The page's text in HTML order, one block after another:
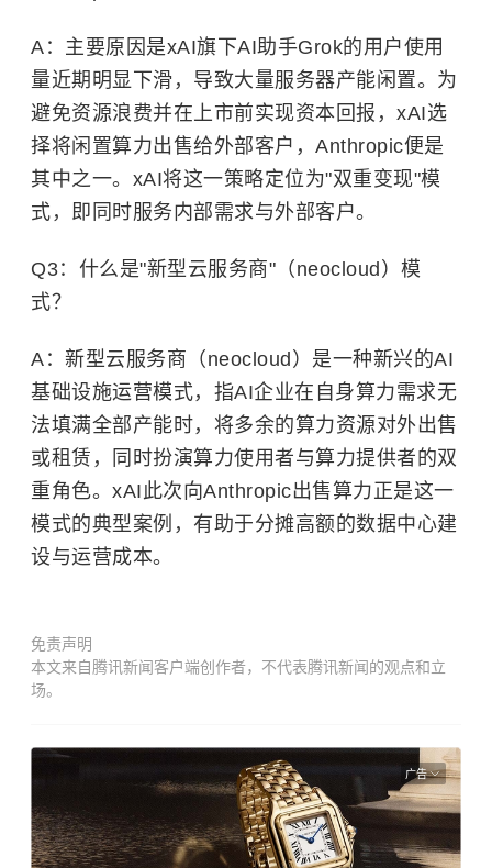
A：主要原因是xAI旗下AI助手Grok的用户使用
量近期明显下滑，导致大量服务器产能闲置。为
避免资源浪费并在上市前实现资本回报，xAI选
择将闲置算力出售给外部客户，Anthropic便是
其中之一。xAI将这一策略定位为"双重变现"模
式，即同时服务内部需求与外部客户。
Q3：什么是"新型云服务商"（neocloud）模
式？
A：新型云服务商（neocloud）是一种新兴的AI
基础设施运营模式，指AI企业在自身算力需求无
法填满全部产能时，将多余的算力资源对外出售
或租赁，同时扮演算力使用者与算力提供者的双
重角色。xAI此次向Anthropic出售算力正是这一
模式的典型案例，有助于分摊高额的数据中心建
设与运营成本。
免责声明
本文来自腾讯新闻客户端创作者，不代表腾讯新闻的观点和立
场。
广告